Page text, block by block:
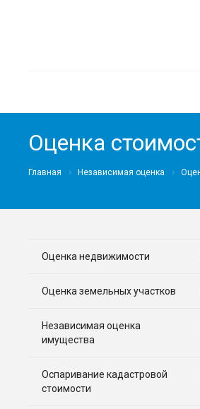
Оценка
Главная Независимая оценка
Оценка недвижимости
Оценка земельных участков
Независимая оценка
имущества
Оспаривание кадастровой
стоимости